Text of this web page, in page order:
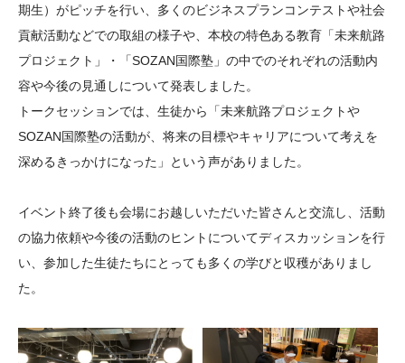
期生）がピッチを行い、多くのビジネスプランコンテストや社会
貢献活動などでの取組の様子や、本校の特色ある教育「未来航路
プロジェクト」・「SOZAN国際塾」の中でのそれぞれの活動内
容や今後の見通しについて発表しました。
トークセッションでは、生徒から「未来航路プロジェクトや
SOZAN国際塾の活動が、将来の目標やキャリアについて考えを
深めるきっかけになった」という声がありました。
イベント終了後も会場にお越しいただいた皆さんと交流し、活動
の協力依頼や今後の活動のヒントについてディスカッションを行
い、参加した生徒たちにとっても多くの学びと収穫がありまし
た。